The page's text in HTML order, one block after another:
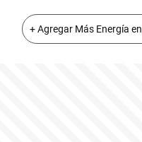
+ Agregar Más Energía en